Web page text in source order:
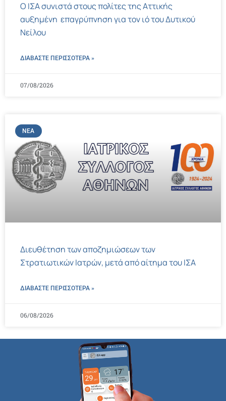
Ο ΙΣΑ συνιστά στους πολίτες της Αττικής
αυξημένη επαγρύπνηση για τον ιό του Δυτικού
Νείλου
ΔΙΑΒΑΣΤΕ ΠΕΡΙΣΣΌΤΕΡΑ »
07/08/2026
ΝΈΑ
Διευθέτηση των αποζημιώσεων των
Στρατιωτικών Ιατρών, μετά από αίτημα του ΙΣΑ
ΔΙΑΒΑΣΤΕ ΠΕΡΙΣΣΌΤΕΡΑ »
06/08/2026